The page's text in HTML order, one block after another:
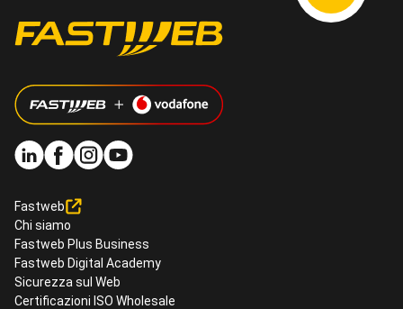
Fastweb
Chi siamo
Fastweb Plus Business
Fastweb Digital Academy
Sicurezza sul Web
Certificazioni ISO Wholesale